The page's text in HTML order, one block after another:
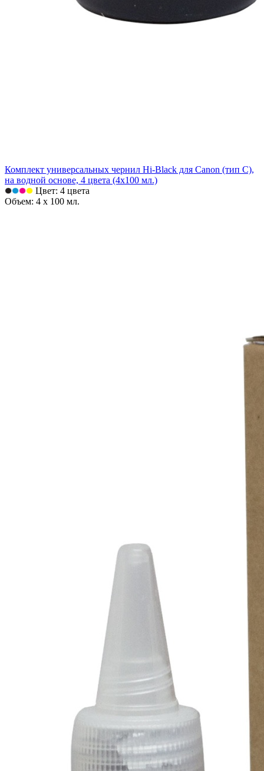
Комплект универсальных чернил Hi-Black для Canon (тип C),
на водной основе, 4 цвета (4х100 мл.)
Цвет: 4 цвета
Объем: 4 х 100 мл.